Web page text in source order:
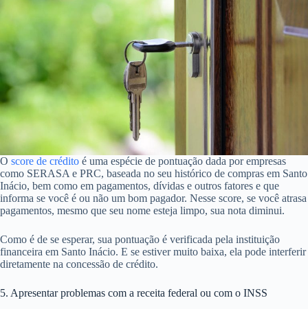
O score de crédito é uma espécie de pontuação dada por empresas
como SERASA e PRC, baseada no seu histórico de compras em Santo
Inácio, bem como em pagamentos, dívidas e outros fatores e que
informa se você é ou não um bom pagador. Nesse score, se você atrasa
pagamentos, mesmo que seu nome esteja limpo, sua nota diminui.
Como é de se esperar, sua pontuação é verificada pela instituição
financeira em Santo Inácio. E se estiver muito baixa, ela pode interferir
diretamente na concessão de crédito.
5. Apresentar problemas com a receita federal ou com o INSS